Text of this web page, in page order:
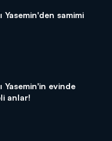
Yasemin'den samimi
Yasemin'in evinde
anlar!